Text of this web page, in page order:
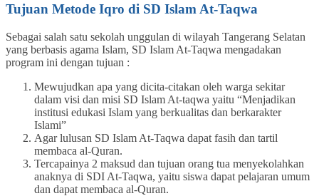
Tujuan Metode Iqro di SD Islam At-Taqwa
Sebagai salah satu sekolah unggulan di wilayah Tangerang Selatan
yang berbasis agama Islam, SD Islam At-Taqwa mengadakan
program ini dengan tujuan :
Mewujudkan apa yang dicita-citakan oleh warga sekitar
dalam visi dan misi SD Islam At-taqwa yaitu “Menjadikan
institusi edukasi Islam yang berkualitas dan berkarakter
Islami”
Agar lulusan SD Islam At-Taqwa dapat fasih dan tartil
membaca al-Quran.
Tercapainya 2 maksud dan tujuan orang tua menyekolahkan
anaknya di SDI At-Taqwa, yaitu siswa dapat pelajaran umum
dan dapat membaca al-Quran.